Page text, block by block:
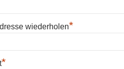
wiederholen*
*